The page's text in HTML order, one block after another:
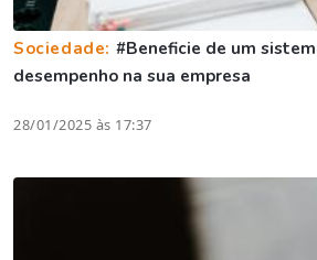
Sociedade: #Beneficie de um
desempenho na sua empresa
28/01/2025 às 17:37